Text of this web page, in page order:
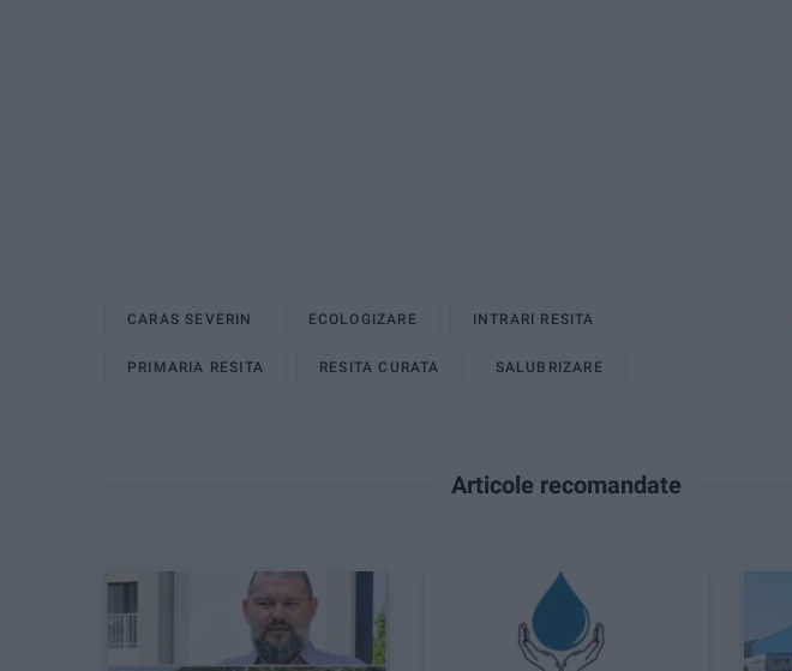
CARAS SEVERIN ECOLOGIZARE INTRARI RESITA
PRIMARIA RESITA RESITA CURATA SALUBRIZARE
Articole recomandate